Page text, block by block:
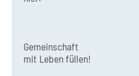
Gemeinschaft
mit Leben füllen!